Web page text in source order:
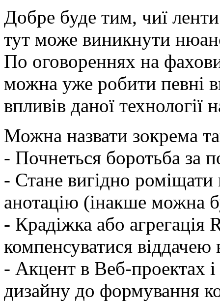
Добре буде тим, чиї
тут може виникнути
По оговореннях на
можна уже робити певні
впливів даної технології
Можна назвати зокрема
- Почнеться боротьба за
- Стане вигідно
анотацію (інакше можна
- Крадіжка або агрегація
компенсуватися віддачею
- Акцент в Веб-проектах і
дизайну до формування